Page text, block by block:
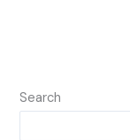
Search